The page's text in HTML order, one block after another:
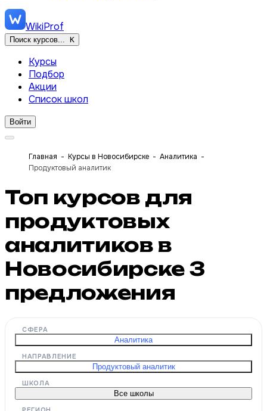
WikiProf
Поиск курсов... K
Курсы
Подбор
Акции
Список школ
Войти
Главная Курсы в Новосибирске
Аналитика
Продуктовый аналитик
Топ курсов для
продуктовых
аналитиков в
Новосибирске 3
предложения
СФЕРА
Аналитика
НАПРАВЛЕНИЕ
Продуктовый аналитик
ШКОЛА
Все школы